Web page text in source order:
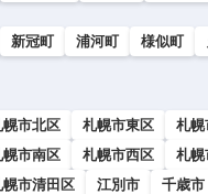
新冠町 浦河町 様似町
幌市北区 札幌市東区
札幌
幌市南区 札幌市西区
札幌
幌市清田区 江別市 千歳市